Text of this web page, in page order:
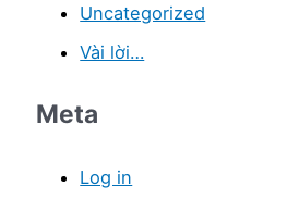
Uncategorized
Vài lời…
Meta
Log in